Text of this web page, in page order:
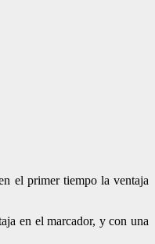
el primer tiempo la ventaja
en el marcador, y con una